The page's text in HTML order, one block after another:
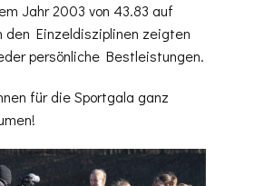
Jahr 2003 von 43.83 auf
den Einzeldisziplinen zeigten
persönliche Bestleistungen.
für die Sportgala ganz